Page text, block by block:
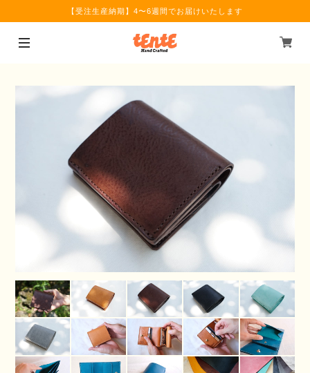
【受注生産納期】4〜6週間でお届けいたします